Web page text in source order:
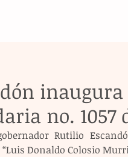
no. 1057
Rutilio
“Luis Donaldo Colosio